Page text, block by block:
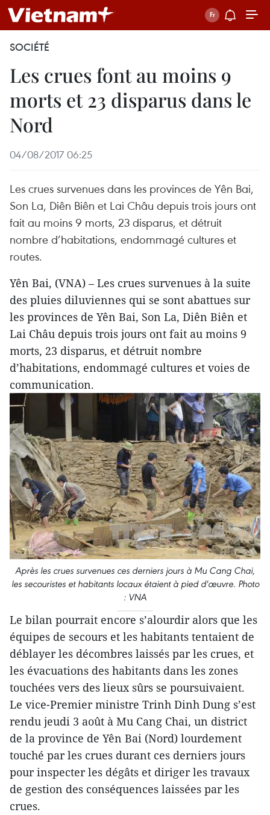
SOCIÉTÉ
Les crues font au moins 9
morts et 23 disparus dans le
Nord
04/08/2017 06:25
Les crues survenues dans les provinces de Yên Bai,
Son La, Diên Biên et Lai Châu depuis trois jours ont
fait au moins 9 morts, 23 disparus, et détruit
nombre d’habitations, endommagé cultures et
routes.
Yên Bai, (VNA) – Les crues survenues à la suite
des pluies diluviennes qui se sont abattues sur
les provinces de Yên Bai, Son La, Diên Biên et
Lai Châu depuis trois jours ont fait au moins 9
morts, 23 disparus, et détruit nombre
d’habitations, endommagé cultures et voies de
communication.
Après les crues survenues ces derniers jours à Mu Cang Chai,
les secouristes et habitants locaux étaient à pied d'œuvre. Photo
: VNA
Le bilan pourrait encore s’alourdir alors que les
équipes de secours et les habitants tentaient de
déblayer les décombres laissés par les crues, et
les évacuations des habitants dans les zones
touchées vers des lieux sûrs se poursuivaient.
Le vice-Premier ministre Trinh Dinh Dung s’est
rendu jeudi 3 août à Mu Cang Chai, un district
de la province de Yên Bai (Nord) lourdement
touché par les crues durant ces derniers jours
pour inspecter les dégâts et diriger les travaux
de gestion des conséquences laissées par les
crues.